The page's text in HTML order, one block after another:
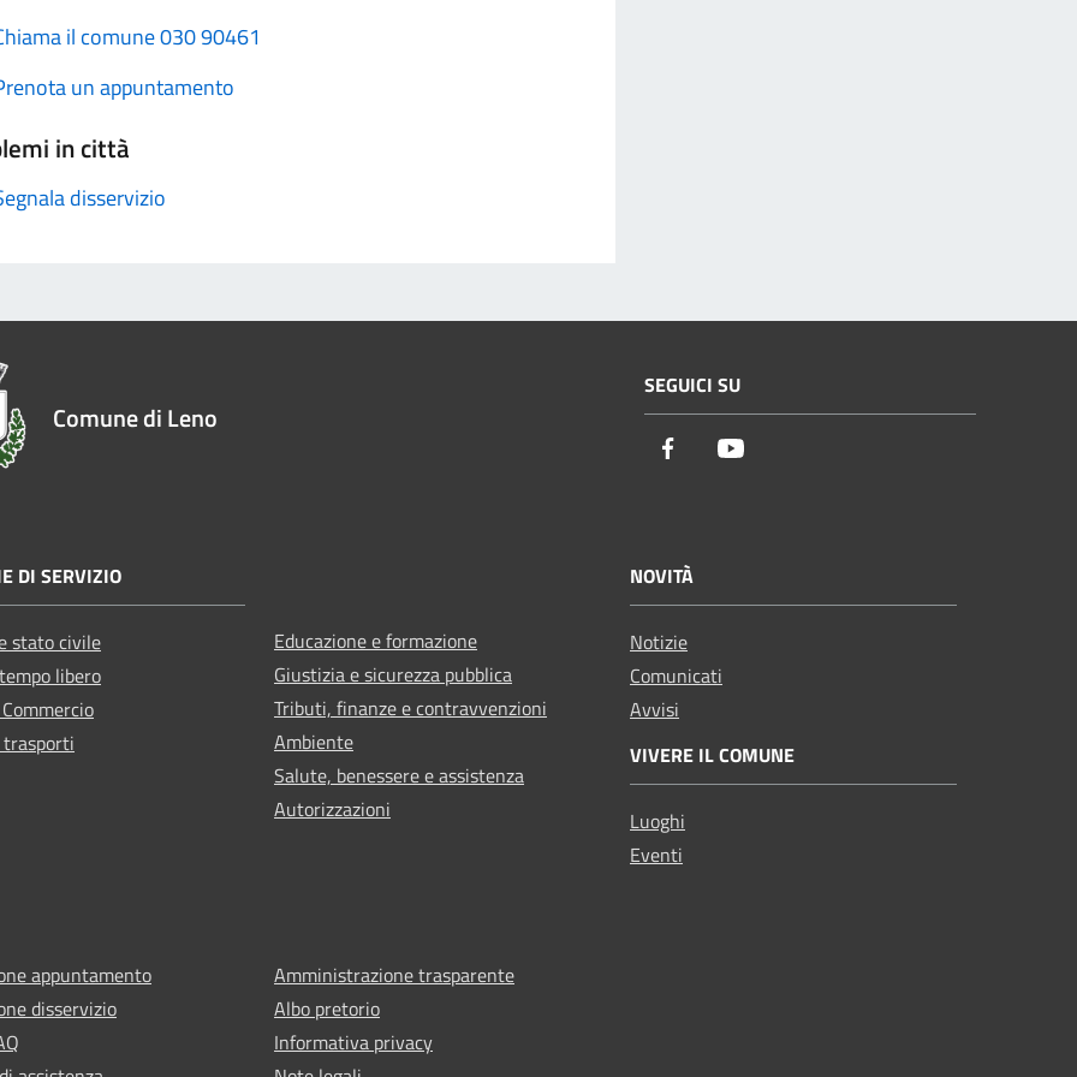
il comune 030 90461
un appuntamento
in città
disservizio
Comune di Leno
SEGUICI SU
Facebook
DI SERVIZIO
stato civile
libero
Educazione e formazione
Giustizia e sicurezza pubblica
Tributi, finanze e contravvenzioni
Ambiente
Salute, benessere e assistenza
Autorizzazioni
NOVITÀ
Notizie
Comunicati
Avvisi
VIVERE IL COMUNE
Luoghi
Eventi
appuntamento
disservizio
Amministrazione trasparente
Albo pretorio
Informativa privacy